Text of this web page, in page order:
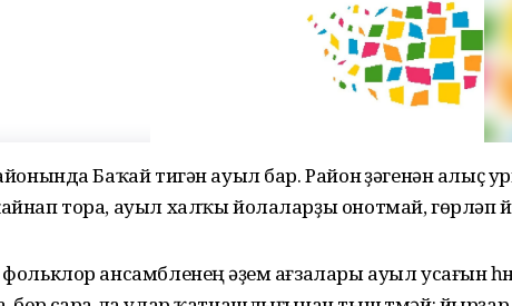
Баҡай тигән ауыл бар. Район үҙәгенән алыҫ
тора, ауыл халҡы йолаларҙы онотмай, гөрләп
ансамбле­нең әүҙем ағзалары ауыл усағын